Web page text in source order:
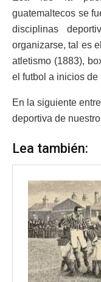
guatemaltecos se
disciplinas
organizarse, tal es
atletismo (1883),
el futbol a inicios de
En la siguiente
deportiva de
Lea también: